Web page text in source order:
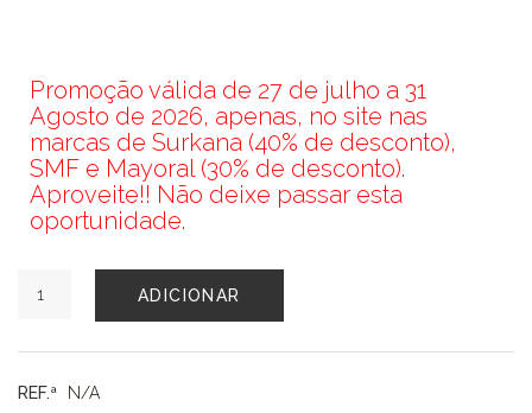
Promoção válida de 27 de julho a 31
Agosto de 2026, apenas, no site nas
marcas de Surkana (40% de desconto),
SMF e Mayoral (30% de desconto).
Aproveite!! Não deixe passar esta
oportunidade.
de
SURKANA
ADICIONAR
REF.ª N/A